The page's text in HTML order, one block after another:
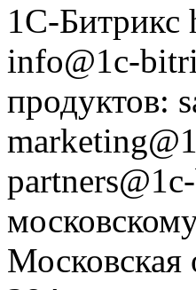
1С-Битрикс
info@1c-
продуктов:
Московская